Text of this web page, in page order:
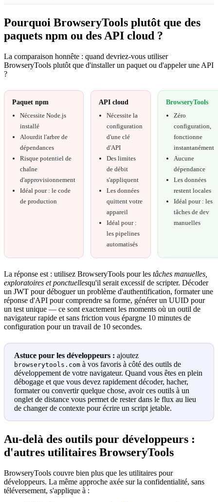
Pourquoi BrowseryTools plutôt que des
paquets npm ou des API cloud ?
La comparaison honnête : quand devriez-vous utiliser
BrowseryTools plutôt que d'installer un paquet ou d'appeler une API
?
Paquet npm
Nécessite Node.js
installé
Alourdit l'arbre de
dépendances
Risque potentiel de
chaîne
d'approvisionnement
Idéal pour : le code
de production
API cloud
Nécessite la
configuration
d'une clé
d'API
Des limites
de débit
s'appliquent
Les données
quittent votre
appareil
Idéal pour :
les pipelines
automatisés
BrowseryTools
Zéro
configuration,
fonctionne
instantanément
Aucune
dépendance
Les données
restent locales
Idéal pour : les
tâches de dev
manuelles
La réponse est : utilisez BrowseryTools pour les tâches manuelles,
exploratoires et ponctuellesqu'il serait excessif de scripter. Décoder
un JWT pour déboguer un problème d'authentification, formater une
réponse d'API pour comprendre sa forme, générer un UUID pour
un test unique — ce sont exactement les moments où un outil de
navigateur rapide et sans friction vous épargne 10 minutes de
configuration pour un travail de 10 secondes.
Astuce pour les développeurs : ajoutez
browserytools.com à vos favoris à côté des outils de
développement de votre navigateur. Quand vous êtes en plein
débogage et que vous devez rapidement décoder, hacher,
formater ou convertir quelque chose, avoir ces outils à un
onglet de distance vous permet de rester dans le flux au lieu
de changer de contexte pour écrire un script jetable.
Au-delà des outils pour développeurs :
d'autres utilitaires BrowseryTools
BrowseryTools couvre bien plus que les utilitaires pour
développeurs. La même approche axée sur la confidentialité, sans
téléversement, s'applique à :